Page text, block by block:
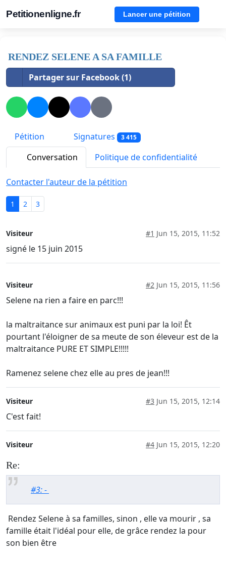
Petitionenligne.fr Lancer une pétition
RENDEZ SELENE A SA FAMILLE
Partager sur Facebook (1)
Pétition Signatures 3 415
Conversation Politique de confidentialité
Contacter l'auteur de la pétition
1 2 3
Visiteur #1 Jun 15, 2015, 11:52
signé le 15 juin 2015
Visiteur #2 Jun 15, 2015, 11:56
Selene na rien a faire en parc!!!
la maltraitance sur animaux est puni par la loi! Êt
pourtant l'éloigner de sa meute de son éleveur est de la
maltraitance PURE ET SIMPLE!!!!!
Ramenez selene chez elle au pres de jean!!!
Visiteur #3 Jun 15, 2015, 12:14
C'est fait!
Visiteur #4 Jun 15, 2015, 12:20
Re:
#3: -
Rendez Selene à sa familles, sinon , elle va mourir , sa
famille était l'idéal pour elle, de grâce rendez la pour
son bien être